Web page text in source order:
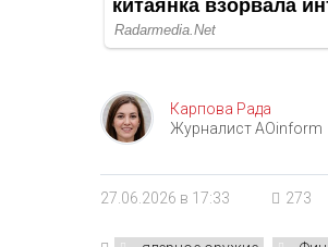
Карпова Рада
Журналист AOinform
27.06.2026 в 17:33 273